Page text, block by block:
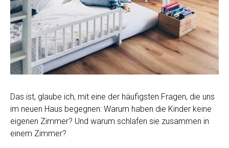
Das ist, glaube ich, mit eine der häufigsten Fragen, die uns
im neuen Haus begegnen: Warum haben die Kinder keine
eigenen Zimmer? Und warum schlafen sie zusammen in
einem Zimmer?